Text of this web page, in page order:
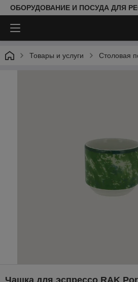
ОБОРУДОВАНИЕ И ПОСУДА ДЛЯ
Товары и услуги Столовая
Чашка для эспрессо RAK